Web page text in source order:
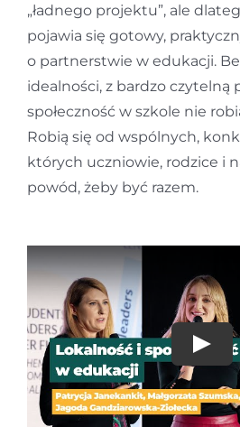
„ładnego projektu”, ale
pojawia się gotowy,
o partnerstwie w edukacji.
idealności, z bardzo czytelną
społeczność w szkole nie
Robią się od wspólnych,
których uczniowie, rodzice i
powód, żeby być razem.